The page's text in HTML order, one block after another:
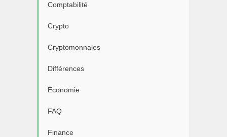
Comptabilité
Crypto
Cryptomonnaies
Différences
Économie
FAQ
Finance